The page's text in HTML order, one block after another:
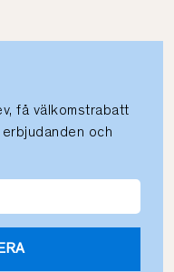
få välkomstrabatt
och